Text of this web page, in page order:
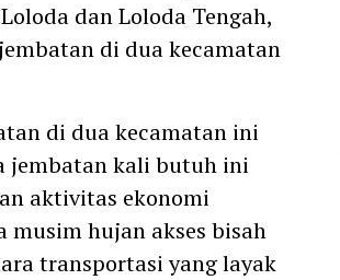
dan Loloda Tengah,
di dua kecamatan
di dua kecamatan ini
jembatan kali butuh ini
aktivitas ekonomi
hujan akses bisah
transportasi yang layak